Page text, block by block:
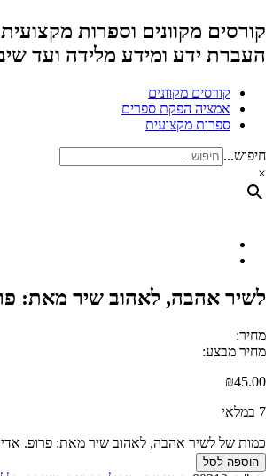
קורסים מקוונים וספרות מקצועית
העברת ידע ומידע מלידה ועד
קורסים מקוונים
אמציה הפקת ספרים
ספרות מקצועית
חיפוש...
×
לשיר אהבה, לאהוב שיר מאת:
מחיר:
מחיר מבצע:
₪45.00
7 במלאי
כמות של לשיר אהבה, לאהוב שיר מאת: פרופ.
הוספה לסל